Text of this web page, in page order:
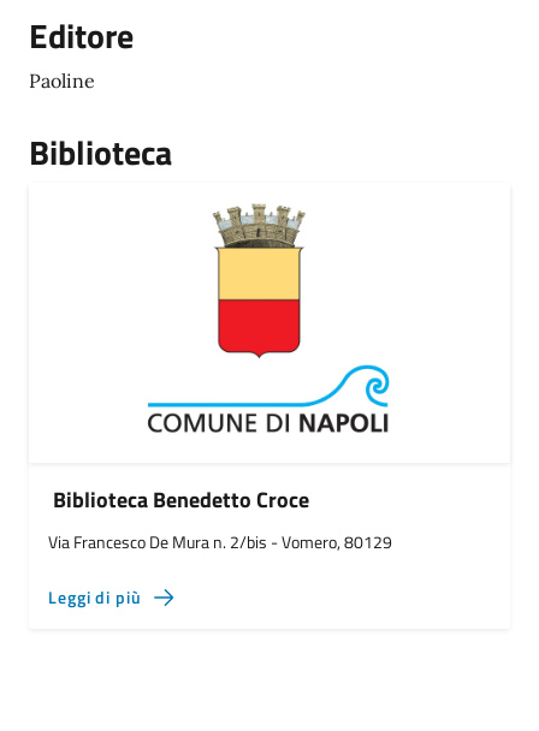
Editore
Paoline
Biblioteca
Biblioteca Benedetto Croce
Via Francesco De Mura n. 2/bis - Vomero, 80129
Leggi di più